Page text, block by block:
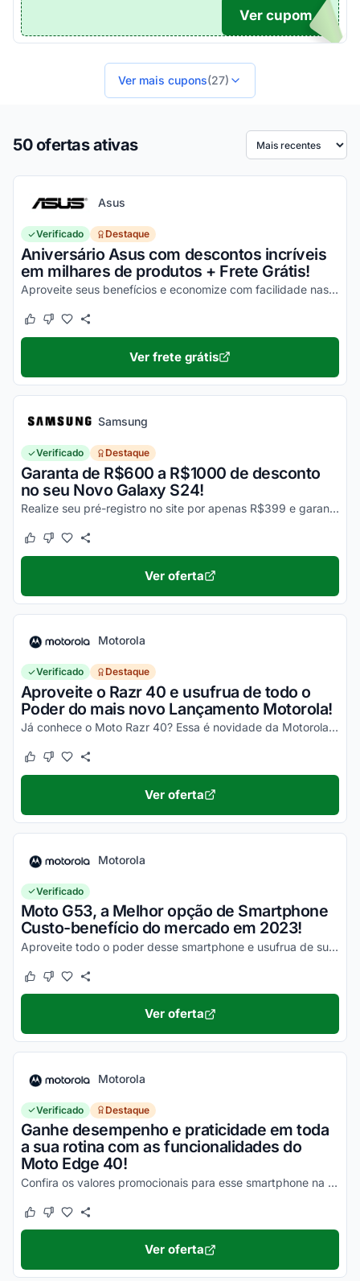
200
Ver cupom
Ver mais cupons(27)
50 ofertas ativas Ordenar por
Asus
Verificado Destaque
Aniversário Asus com descontos incríveis
em milhares de produtos + Frete Grátis!
Aproveite seus benefícios e economize com facilidade nas suas compras!
Este cupom funcionou
Este cupom não funcionou
Ver frete grátis
Samsung
Verificado Destaque
Garanta de R$600 a R$1000 de desconto
no seu Novo Galaxy S24!
Realize seu pré-registro no site por apenas R$399 e garanta esse desconto imperdível na sua compra!
Este cupom funcionou
Este cupom não funcionou
Ver oferta
Motorola
Verificado Destaque
Aproveite o Razr 40 e usufrua de todo o
Poder do mais novo Lançamento Motorola!
Já conhece o Moto Razr 40? Essa é novidade da Motorola, um celular impecável, com um desempenho incrível e que ainda dobra! Não perca a chance de garantir o seu e aproveite os desc...
Este cupom funcionou
Este cupom não funcionou
Ver oferta
Motorola
Verificado
Moto G53, a Melhor opção de Smartphone
Custo-benefício do mercado em 2023!
Aproveite todo o poder desse smartphone e usufrua de suas vantagens por valores a partir de R$1500!
Este cupom funcionou
Este cupom não funcionou
Ver oferta
Motorola
Verificado Destaque
Ganhe desempenho e praticidade em toda
a sua rotina com as funcionalidades do
Moto Edge 40!
Confira os valores promocionais para esse smartphone na loja virtual Motorola e economize hoje mesmo!
Este cupom funcionou
Este cupom não funcionou
Ver oferta